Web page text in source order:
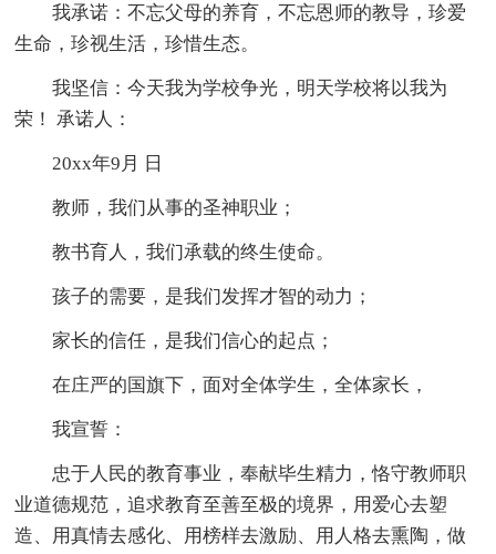
我承诺：不忘父母的养育，不忘恩师的教导，珍爱
生命，珍视生活，珍惜生态。
我坚信：今天我为学校争光，明天学校将以我为
荣！ 承诺人：
20xx年9月 日
教师，我们从事的圣神职业；
教书育人，我们承载的终生使命。
孩子的需要，是我们发挥才智的动力；
家长的信任，是我们信心的起点；
在庄严的国旗下，面对全体学生，全体家长，
我宣誓：
忠于人民的教育事业，奉献毕生精力，恪守教师职
业道德规范，追求教育至善至极的境界，用爱心去塑
造、用真情去感化、用榜样去激励、用人格去熏陶，做